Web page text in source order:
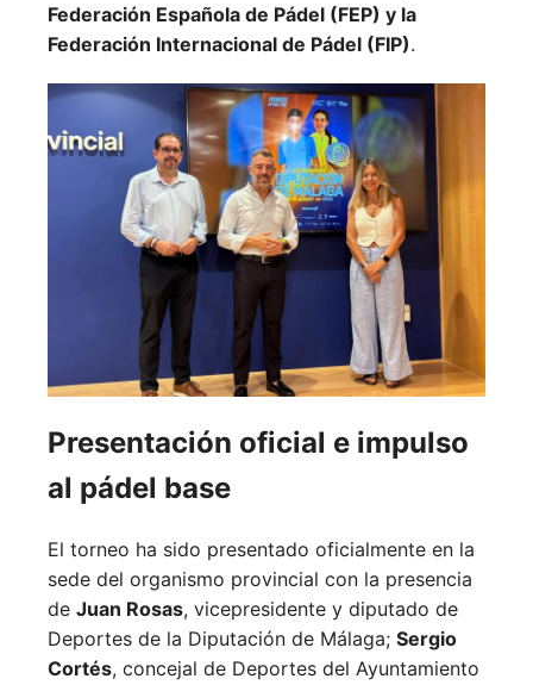
Federación Española de Pádel (FEP) y la
Federación Internacional de Pádel (FIP).
Presentación oficial e impulso
al pádel base
El torneo ha sido presentado oficialmente en la
sede del organismo provincial con la presencia
de Juan Rosas, vicepresidente y diputado de
Deportes de la Diputación de Málaga; Sergio
Cortés, concejal de Deportes del Ayuntamiento